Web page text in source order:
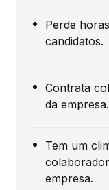
Perde
candidatos.
Contrata
da empresa.
Tem um
empresa.